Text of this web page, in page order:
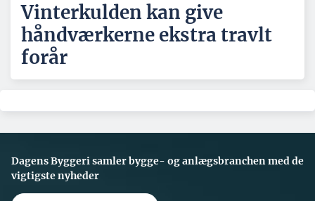
Vinterkulden kan give
håndværkerne ekstra travlt
forår
Dagens Byggeri samler bygge- og anlægsbranchen med de
vigtigste nyheder